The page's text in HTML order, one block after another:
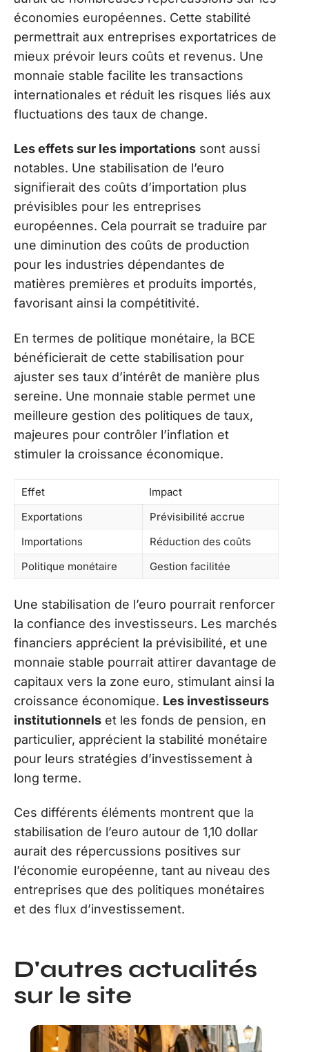
économies européennes. Cette stabilité
permettrait aux entreprises exportatrices de
mieux prévoir leurs coûts et revenus. Une
monnaie stable facilite les transactions
internationales et réduit les risques liés aux
fluctuations des taux de change.
Les effets sur les importations sont aussi
notables. Une stabilisation de l’euro
signifierait des coûts d’importation plus
prévisibles pour les entreprises
européennes. Cela pourrait se traduire par
une diminution des coûts de production
pour les industries dépendantes de
matières premières et produits importés,
favorisant ainsi la compétitivité.
En termes de politique monétaire, la BCE
bénéficierait de cette stabilisation pour
ajuster ses taux d’intérêt de manière plus
sereine. Une monnaie stable permet une
meilleure gestion des politiques de taux,
majeures pour contrôler l’inflation et
stimuler la croissance économique.
Effet
Impact
Exportations
Prévisibilité accrue
Importations
Réduction des coûts
Politique monétaire
Gestion facilitée
Une stabilisation de l’euro pourrait renforcer
la confiance des investisseurs. Les marchés
financiers apprécient la prévisibilité, et une
monnaie stable pourrait attirer davantage de
capitaux vers la zone euro, stimulant ainsi la
croissance économique. Les investisseurs
institutionnels et les fonds de pension, en
particulier, apprécient la stabilité monétaire
pour leurs stratégies d’investissement à
long terme.
Ces différents éléments montrent que la
stabilisation de l’euro autour de 1,10 dollar
aurait des répercussions positives sur
l’économie européenne, tant au niveau des
entreprises que des politiques monétaires
et des flux d’investissement.
D'autres actualités
sur le site